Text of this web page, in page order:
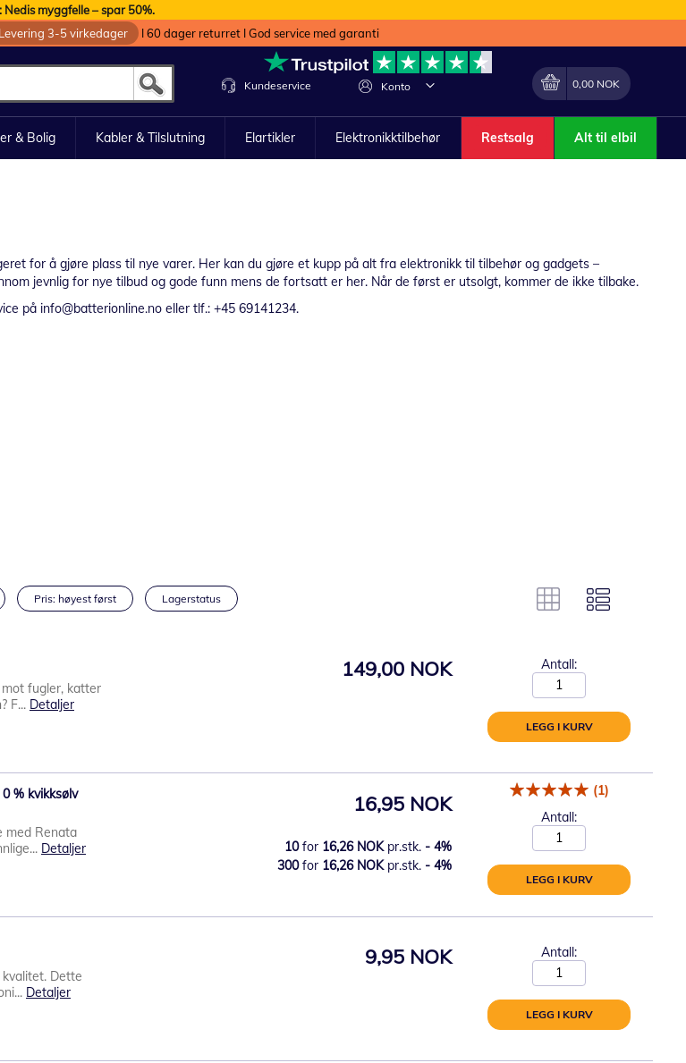
myggfelle – spar 50%.
Levering 3-5 virkedager I 60 dager returret I God service med garanti
Konto Endring
Min handlekurv
0,00 NOK
Kundeservice
& Bolig Kabler & Tilslutning Elartikler Elektronikktilbehør Restsalg Alt til elbil
for å gjøre plass til nye varer. Her kan du gjøre et kupp på alt fra elektronikk til tilbehør og gadgets –
jevnlig for nye tilbud og gode funn mens de fortsatt er her. Når de først er utsolgt, kommer de ikke tilbake.
på info@batterionline.no eller tlf.: +45 69141234.
Pris: høyest først Lagerstatus
fugler, katter
F... Detaljer
149,00 NOK Antall:
LEGG I KURV
% kvikksølv
med Renata
Detaljer
16,95 NOK
10for 16,26 NOK pr.stk. - 4%
300for 16,26 NOK pr.stk. - 4%
(1)
Antall:
LEGG I KURV
Dette
Detaljer
9,95 NOK Antall:
LEGG I KURV